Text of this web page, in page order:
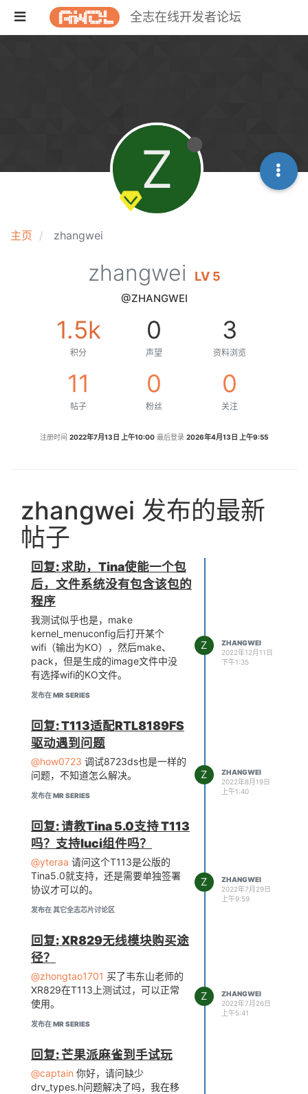
全志在线开发者论坛
主页 zhangwei
Z
zhangwei LV 5
@ZHANGWEI
1.5k
积分
0
声望
3
资料浏览
11
帖子
0
粉丝
0
关注
注册时间 2022年7月13日 上午10:00 最后登录 2026年4月13日 上午9:55
zhangwei 发布的最新
帖子
回复: 求助，Tina使能一个包
后，文件系统没有包含该包的
程序
我测试似乎也是，make
kernel_menuconfig后打开某个
wifi（输出为KO），然后make、
pack，但是生成的image文件中没
有选择wifi的KO文件。
发布在 MR SERIES
Z
ZHANGWEI
2022年12月11日
下午1:35
回复: T113适配RTL8189FS
驱动遇到问题
@how0723 调试8723ds也是一样的
问题，不知道怎么解决。
发布在 MR SERIES
Z
ZHANGWEI
2022年8月19日
上午1:40
回复: 请教Tina 5.0支持 T113
吗？支持luci组件吗？
@yteraa 请问这个T113是公版的
Tina5.0就支持，还是需要单独签署
协议才可以的。
发布在 其它全志芯片讨论区
Z
ZHANGWEI
2022年7月29日
上午9:59
回复: XR829无线模块购买途
径？
@zhongtao1701 买了韦东山老师的
XR829在T113上测试过，可以正常
使用。
发布在 MR SERIES
Z
ZHANGWEI
2022年7月26日
上午5:41
回复: 芒果派麻雀到手试玩
@captain 你好，请问缺少
drv_types.h问题解决了吗，我在移